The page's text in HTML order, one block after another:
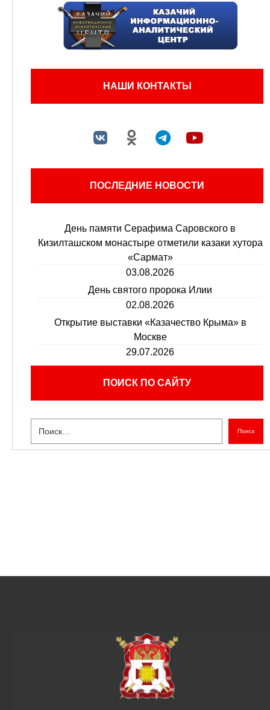
НАШИ КОНТАКТЫ
ПОСЛЕДНИЕ НОВОСТИ
День памяти Серафима Саровского в
Кизилташском монастыре отметили казаки хутора
«Сармат»
03.08.2026
День святого пророка Илии
02.08.2026
Открытие выставки «Казачество Крыма» в
Москве
29.07.2026
ПОИСК ПО САЙТУ
Поиск